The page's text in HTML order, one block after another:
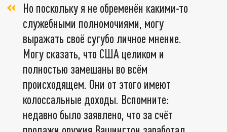
Но поскольку я не обременён какими-то
служебными полномочиями, могу
выражать своё сугубо личное мнение.
Могу сказать, что США целиком и
полностью замешаны во всём
происходящем. Они от этого имеют
колоссальные доходы. Вспомните:
недавно было заявлено, что за счёт